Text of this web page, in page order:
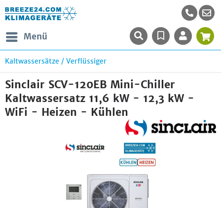
Menü
Kaltwassersätze / Verflüssiger
Sinclair SCV-120EB Mini-Chiller
Kaltwassersatz 11,6 kW - 12,3 kW -
WiFi - Heizen - Kühlen